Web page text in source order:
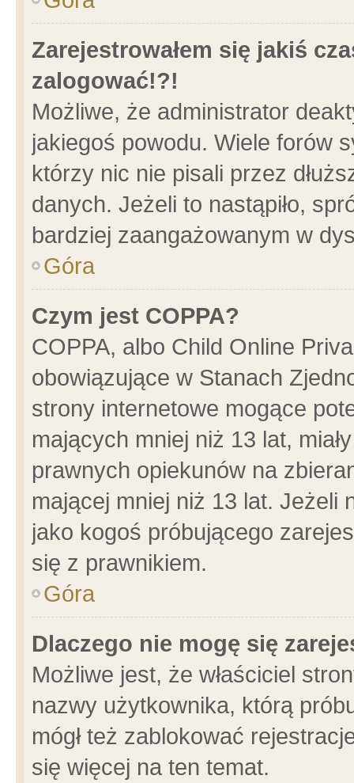
Zarejestrowałem się jakiś
zalogować!?!
Możliwe, że administrator
jakiegoś powodu. Wiele forów
którzy nic nie pisali przez
danych. Jeżeli to nastąpiło,
bardziej zaangażowanym w
Góra
Czym jest COPPA?
COPPA, albo Child Online
obowiązujące w Stanach
strony internetowe mogące
mających mniej niż 13 lat,
prawnych opiekunów na
mającej mniej niż 13 lat. Jeżeli
jako kogoś próbującego
się z prawnikiem.
Góra
Dlaczego nie mogę się
Możliwe jest, że właściciel
nazwy użytkownika, którą
mógł też zablokować
się więcej na ten temat.